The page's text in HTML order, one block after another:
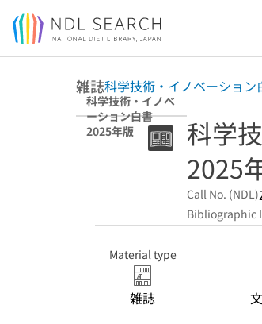
Jump to main content
雑誌科学技術・イノベーション
科学技術・イノベ
ーション白書
2025年版
科学
2025
Call No. (NDL)
Bibliographic
Material type
雑誌